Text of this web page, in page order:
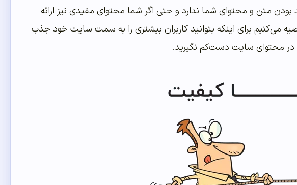
متن و محتوای شما ندارد و حتی اگر شما محتوای مفیدی نیز ارائه
برای اینکه بتوانید کاربران بیشتری را به سمت سایت خود جذب
در محتوای سایت دست‌کم نگیرید.